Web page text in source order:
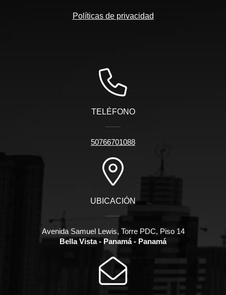
Políticas de privacidad
TELÉFONO
50766701088
UBICACIÓN
Avenida Samuel Lewis, Torre PDC, Piso 14
Bella Vista - Panamá - Panamá